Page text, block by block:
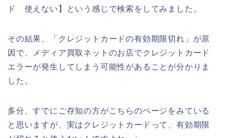
ド 使えない】という感じで検索をしてみました。
その結果、「クレジットカードの有効期限切れ」が原
因で、メディア買取ネットのお店でクレジットカード
エラーが発生してしまう可能性があることが分かりま
した。
多分、すでにご存知の方がこちらのページをみている
と思いますが、実はクレジットカードって、有効期限